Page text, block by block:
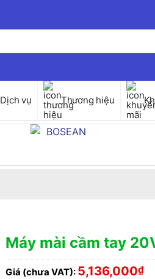
Dịch vụ Thương hiệu
Máy mài cầm tay
Giá (chưa VAT): 5,136,000₫